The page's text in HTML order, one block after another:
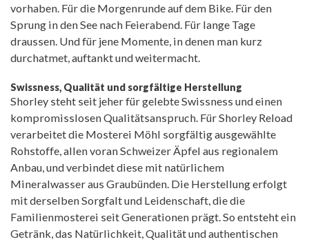
vorhaben. Für die Morgenrunde auf dem Bike. Für den
Sprung in den See nach Feierabend. Für lange Tage
draussen. Und für jene Momente, in denen man kurz
durchatmet, auftankt und weitermacht.
Swissness, Qualität und sorgfältige Herstellung
Shorley steht seit jeher für gelebte Swissness und einen
kompromisslosen Qualitätsanspruch. Für Shorley Reload
verarbeitet die Mosterei Möhl sorgfältig ausgewählte
Rohstoffe, allen voran Schweizer Äpfel aus regionalem
Anbau, und verbindet diese mit natürlichem
Mineralwasser aus Graubünden. Die Herstellung erfolgt
mit derselben Sorgfalt und Leidenschaft, die die
Familienmosterei seit Generationen prägt. So entsteht ein
Getränk, das Natürlichkeit, Qualität und authentischen